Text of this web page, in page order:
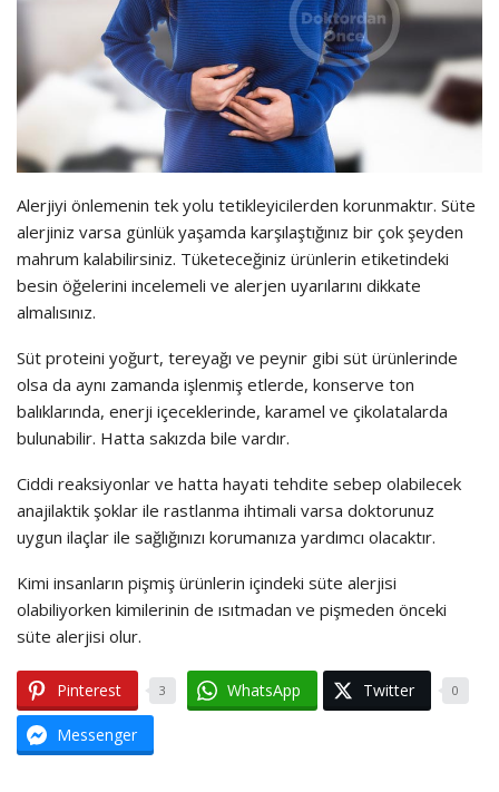
Alerjiyi önlemenin tek yolu tetikleyicilerden korunmaktır. Süte
alerjiniz varsa günlük yaşamda karşılaştığınız bir çok şeyden
mahrum kalabilirsiniz. Tüketeceğiniz ürünlerin etiketindeki
besin öğelerini incelemeli ve alerjen uyarılarını dikkate
almalısınız.
Süt proteini yoğurt, tereyağı ve peynir gibi süt ürünlerinde
olsa da aynı zamanda işlenmiş etlerde, konserve ton
balıklarında, enerji içeceklerinde, karamel ve çikolatalarda
bulunabilir. Hatta sakızda bile vardır.
Ciddi reaksiyonlar ve hatta hayati tehdite sebep olabilecek
anajilaktik şoklar ile rastlanma ihtimali varsa doktorunuz
uygun ilaçlar ile sağlığınızı korumanıza yardımcı olacaktır.
Kimi insanların pişmiş ürünlerin içindeki süte alerjisi
olabiliyorken kimilerinin de ısıtmadan ve pişmeden önceki
süte alerjisi olur.
Pinterest 3 WhatsApp Twitter 0
Messenger